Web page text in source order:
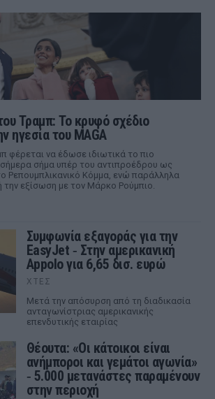
Τραμπ: Το κρυφό σχέδιο
ηγεσία του MAGA
φέρεται να έδωσε ιδιωτικά το πιο
σήμα υπέρ του αντιπροέδρου ως
Ρεπουμπλικανικό Κόμμα, ενώ παράλληλα
την εξίσωση με τον Μάρκο Ρούμπιο.
Συμφωνία εξαγοράς για την
EasyJet ‑ Στην αμερικανική
Appolo για 6,65 δισ. ευρώ
ΧΤΕΣ
Μετά την απόσυρση από τη διαδικασία
ανταγωνίστριας αμερικανικής
επενδυτικής εταιρίας
Θέουτα: «Οι κάτοικοι είναι
ανήμποροι και γεμάτοι αγωνία»
‑ 5.000 μετανάστες παραμένουν
στην περιοχή